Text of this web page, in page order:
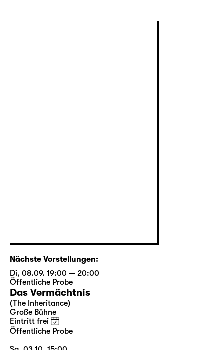
Nächste Vorstellungen:
Di, 08.09. 19:00 — 20:00
Öffentliche Probe
Das Vermächtnis
(The Inheritance)
Große Bühne
Eintritt frei
Öffentliche Probe